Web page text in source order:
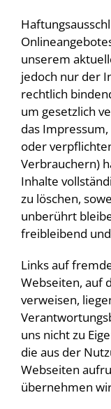
unserem
jedoch nur der
rechtlich
um gesetzlich
das
oder
Verbrauchern)
Inhalte
zu löschen,
unberührt
freibleibend
Links auf
Webseiten, auf
verweisen,
uns nicht zu
die aus der
Webseiten
übernehmen